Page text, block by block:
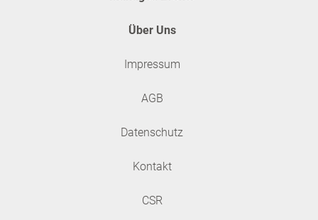
Über Uns
Impressum
AGB
Datenschutz
Kontakt
CSR